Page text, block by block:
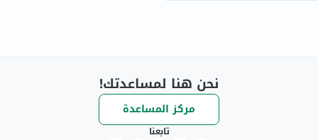
نحن هنا لمساعدتك!
مركز المساعدة
تابعنا